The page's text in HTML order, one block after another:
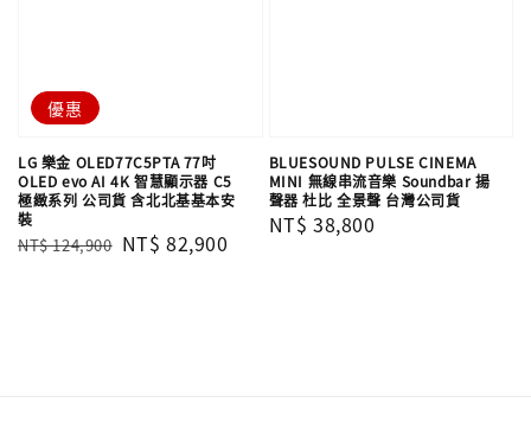
優惠
LG 樂金 OLED77C5PTA 77吋
OLED evo AI 4K 智慧顯示器 C5
極緻系列 公司貨 含北北基基本安
裝
Regular
NT$ 124,900 Sale
NT$ 82,900
BLUESOUND PULSE CINEMA
MINI 無線串流音樂 Soundbar 揚
聲器 杜比 全景聲 台灣公司貨
Regular
NT$ 38,800